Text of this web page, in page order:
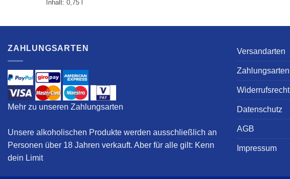
Inhalt: 0,75
ZAHLUNGSARTEN
Mehr zu unseren Zahlungsarten
Unsere alkoholischen Produkte werden ausschließlich an
Personen über 18 Jahren verkauft. Aber für alle gilt: Kenn
dein Limit
Versandarten
Zahlungsarten
Widerrufsrecht
Datenschutz
AGB
Impressum